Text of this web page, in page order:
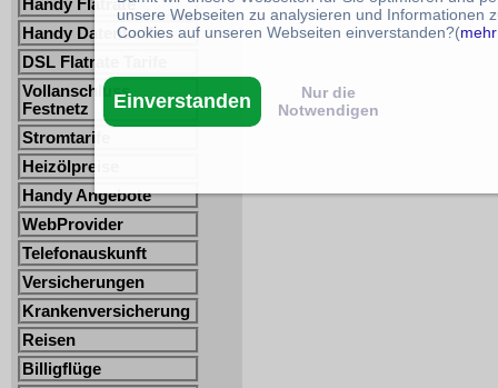
Handy Flatrate
Handy Datentarife
DSL Flatrate Tarife
Vollanschluss
Festnetz
Stromtarife
Heizölpreise
Handy Angebote
WebProvider
Telefonauskunft
Versicherungen
Krankenversicherung
Reisen
Billigflüge
unsere Webseiten zu analysieren und Informationen
Cookies auf unseren Webseiten einverstanden?(
Einverstanden
Nur die
Notwendigen